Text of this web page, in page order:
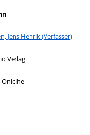
nach diesem Verfasser
Jens Henrik (Verfasser)
Verlag
Onleihe